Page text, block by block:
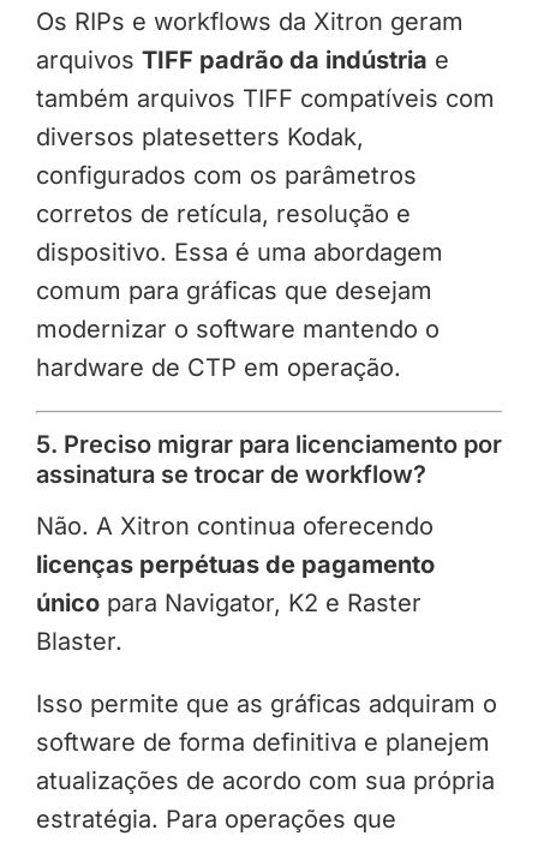
Os RIPs e workflows da Xitron geram
arquivos TIFF padrão da indústria e
também arquivos TIFF compatíveis com
diversos platesetters Kodak,
configurados com os parâmetros
corretos de retícula, resolução e
dispositivo. Essa é uma abordagem
comum para gráficas que desejam
modernizar o software mantendo o
hardware de CTP em operação.
5. Preciso migrar para licenciamento por
assinatura se trocar de workflow?
Não. A Xitron continua oferecendo
licenças perpétuas de pagamento
únicopara Navigator, K2 e Raster
Blaster.
Isso permite que as gráficas adquiram o
software de forma definitiva e planejem
atualizações de acordo com sua própria
estratégia. Para operações que